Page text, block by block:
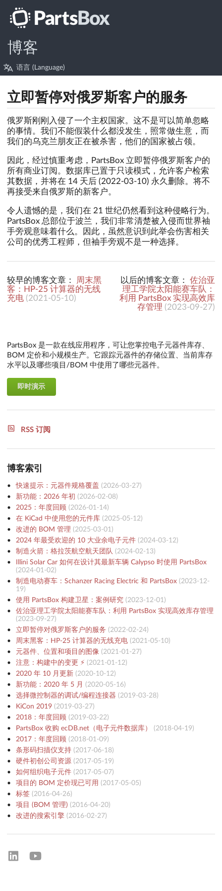
博客
语言 (Language)
立即暂停对俄罗斯客户的服务
俄罗斯刚刚入侵了一个主权国家。这不是可以简单忽略
的事情。我们不能假装什么都没发生，照常做生意，而
我们的乌克兰朋友正在被杀害，他们的国家被占领。
因此，经过慎重考虑，PartsBox 立即暂停俄罗斯客户的
所有商业订阅。数据库已置于只读模式，允许客户检索
其数据，并将在 14 天后 (2022-03-10) 永久删除。将不
再接受来自俄罗斯的新客户。
令人遗憾的是，我们在 21 世纪仍然看到这种侵略行为。
PartsBox 总部位于波兰，我们非常清楚被入侵而世界袖
手旁观意味着什么。因此，虽然意识到此举会伤害相关
公司的优秀工程师，但袖手旁观不是一种选择。
较早的博客文章：
周末黑
客：HP-25 计算器的无线
充电 (2021-05-10)
以后的博客文章：
佐治亚
理工学院太阳能赛车队：
利用 PartsBox 实现高效库
存管理 (2023-09-27)
PartsBox 是一款在线应用程序，可让您掌控电子元器件库存、
BOM 定价和小规模生产。它跟踪元器件的存储位置、当前库存
水平以及哪些项目/BOM 中使用了哪些元器件。
即时演示
RSS 订阅
博客索引
快速提示：元器件规格覆盖 (2026-03-27)
新功能：2026 年初
(2026-02-08)
2025：年度回顾 (2026-01-14)
在 KiCad 中使用您的元件库(2025-05-12)
改进的 BOM 管理 (2025-03-01)
2024 年最受欢迎的 10 大业余电子元件(2024-03-12)
制造火箭：格拉茨航空航天团队 (2024-02-13)
Illini Solar Car 如何在设计其最新车辆 Calypso 时使用 PartsBox
(2024-01-02)
制造电动赛车：Schanzer Racing Electric 和 PartsBox(2023-12-
19)
使用 PartsBox 构建卫星：案例研究(2023-12-01)
佐治亚理工学院太阳能赛车队：利用 PartsBox 实现高效库存管理
(2023-09-27)
立即暂停对俄罗斯客户的服务 (2022-02-24)
周末黑客：HP-25 计算器的无线充电(2021-05-10)
元器件、位置和项目的图像 (2021-01-27)
注意：构建中的变更 ⚡️ (2021-01-12)
2020 年 10 月更新(2020-10-12)
新功能：2020 年 5 月 (2020-05-16)
选择微控制器的调试/编程连接器 (2019-03-28)
KiCon 2019(2019-03-27)
2018：年度回顾 (2019-03-22)
PartsBox 收购 ecDB.net（电子元件数据库）
(2018-04-19)
2017：年度回顾 (2018-01-09)
条形码扫描仪支持(2017-06-18)
硬件初创公司资源(2017-05-19)
如何组织电子元件(2017-05-07)
项目的 BOM 定价现已可用 (2017-05-05)
标签(2016-04-26)
项目 (BOM 管理) (2016-04-20)
改进的搜索引擎(2016-02-27)